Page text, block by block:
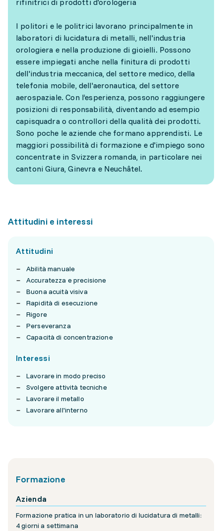
rifinitrici di prodotti d'orologeria
I politori e le politrici lavorano principalmente in
laboratori di lucidatura di metalli, nell'industria
orologiera e nella produzione di gioielli. Possono
essere impiegati anche nella finitura di prodotti
dell'industria meccanica, del settore medico, della
telefonia mobile, dell'aeronautica, del settore
aerospaziale. Con l’esperienza, possono raggiungere
posizioni di responsabilità, diventando ad esempio
capisquadra o controllori della qualità dei prodotti.
Sono poche le aziende che formano apprendisti. Le
maggiori possibilità di formazione e d'impiego sono
concentrate in Svizzera romanda, in particolare nei
cantoni Giura, Ginevra e Neuchâtel.
Attitudini e interessi
Attitudini
Abilità manuale
Accuratezza e precisione
Buona acuità visiva
Rapidità di esecuzione
Rigore
Perseveranza
Capacità di concentrazione
Interessi
Lavorare in modo preciso
Svolgere attività tecniche
Lavorare il metallo
Lavorare all'interno
Formazione
Azienda
Formazione pratica in un laboratorio di lucidatura di metalli:
4 giorni a settimana